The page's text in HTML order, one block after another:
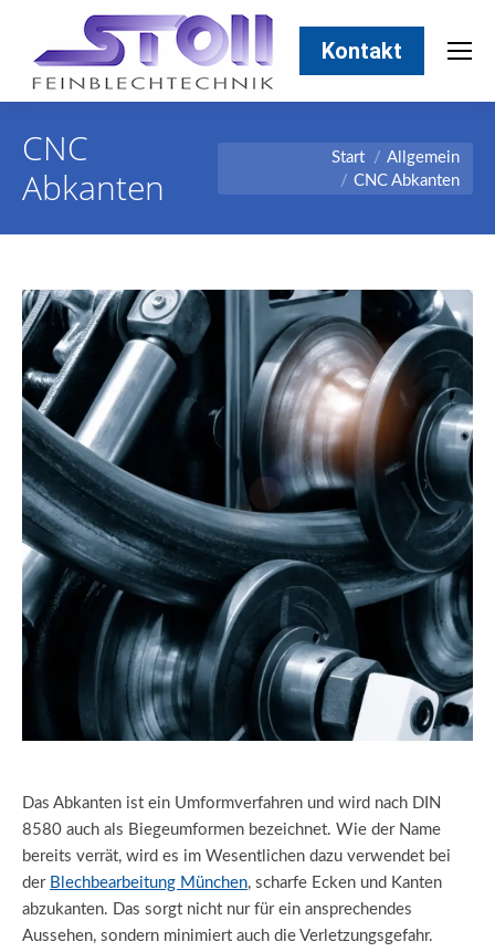
Kontakt
CNC
Abkanten
Sie befinden sich hier:
Start
Allgemein
CNC Abkanten
Das Abkanten ist ein Umformverfahren und wird nach DIN
8580 auch als Biegeumformen bezeichnet. Wie der Name
bereits verrät, wird es im Wesentlichen dazu verwendet bei
der Blechbearbeitung München, scharfe Ecken und Kanten
abzukanten. Das sorgt nicht nur für ein ansprechendes
Aussehen, sondern minimiert auch die Verletzungsgefahr.